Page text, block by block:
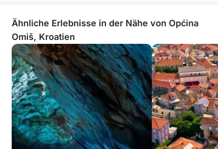
Ähnliche Erlebnisse in der Nähe von Općina
Omiš, Kroatien